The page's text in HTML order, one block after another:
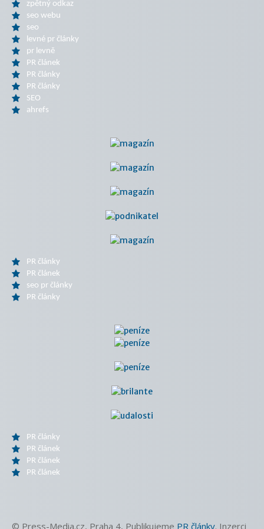
zpětný odkaz
seo webu
seo
levné pr články
pr levně
PR článek
PR články
PR články
SEO
ahrefs
PR články
PR článek
seo pr články
PR články
PR články
PR článek
PR článek
PR článek
© Press-Media.cz, Praha 4, Publikujeme PR články. Inzerci